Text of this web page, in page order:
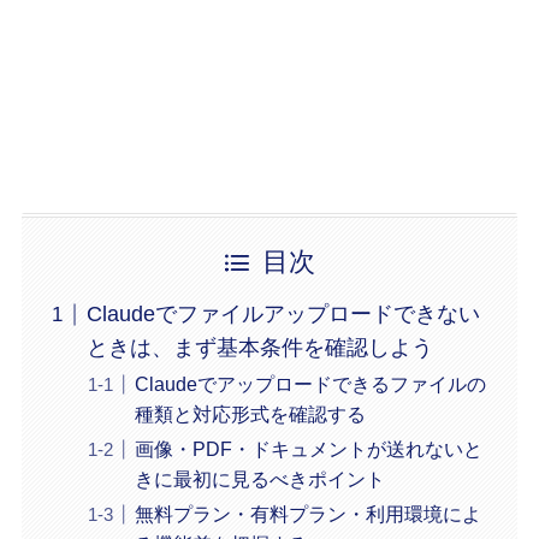
目次
Claudeでファイルアップロードできない
ときは、まず基本条件を確認しよう
Claudeでアップロードできるファイルの
種類と対応形式を確認する
画像・PDF・ドキュメントが送れないと
きに最初に見るべきポイント
無料プラン・有料プラン・利用環境によ